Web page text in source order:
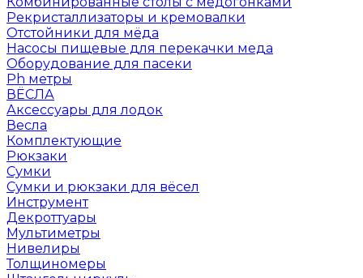
Рекристаллизаторы и кремовалки
Отстойники для мёда
Насосы пищевые для перекачки меда
Оборудование для пасеки
Ph метры
ВЁСЛА
Аксессуары для лодок
Весла
Комплектующие
Рюкзаки
Сумки
Сумки и рюкзаки для вёсел
Инструмент
Декроттуары
Мультиметры
Нивелиры
Толщиномеры